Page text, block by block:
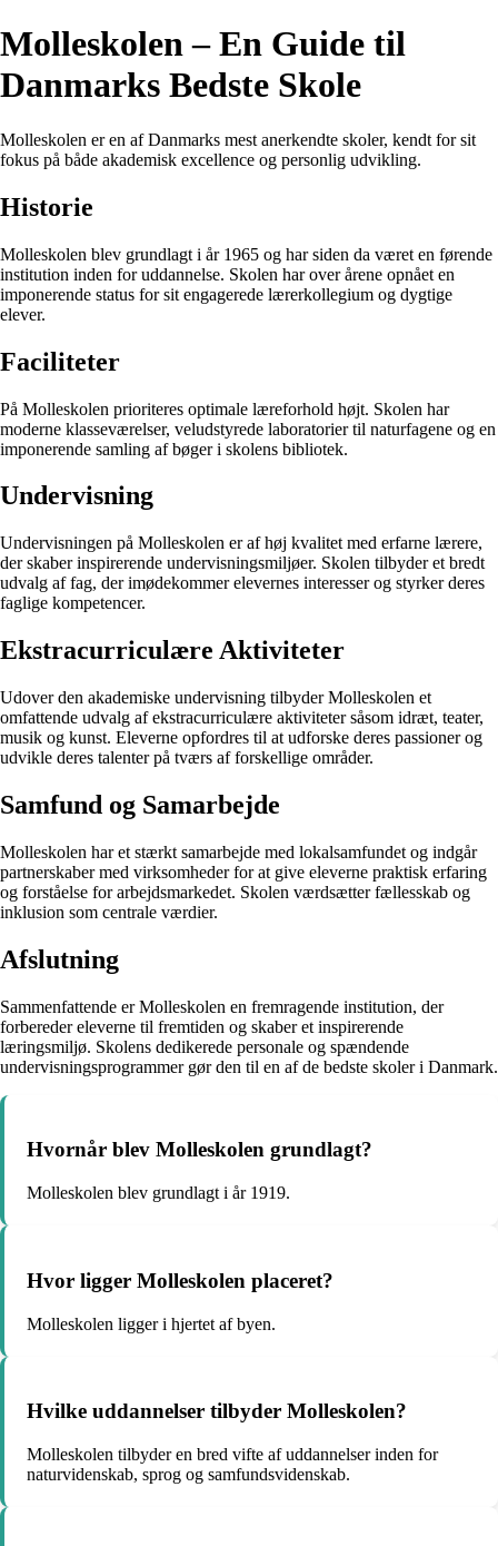
Molleskolen – En Guide til
Danmarks Bedste Skole
Molleskolen er en af Danmarks mest anerkendte skoler, kendt for sit
fokus på både akademisk excellence og personlig udvikling.
Historie
Molleskolen blev grundlagt i år 1965 og har siden da været en førende
institution inden for uddannelse. Skolen har over årene opnået en
imponerende status for sit engagerede lærerkollegium og dygtige
elever.
Faciliteter
På Molleskolen prioriteres optimale læreforhold højt. Skolen har
moderne klasseværelser, veludstyrede laboratorier til naturfagene og en
imponerende samling af bøger i skolens bibliotek.
Undervisning
Undervisningen på Molleskolen er af høj kvalitet med erfarne lærere,
der skaber inspirerende undervisningsmiljøer. Skolen tilbyder et bredt
udvalg af fag, der imødekommer elevernes interesser og styrker deres
faglige kompetencer.
Ekstracurriculære Aktiviteter
Udover den akademiske undervisning tilbyder Molleskolen et
omfattende udvalg af ekstracurriculære aktiviteter såsom idræt, teater,
musik og kunst. Eleverne opfordres til at udforske deres passioner og
udvikle deres talenter på tværs af forskellige områder.
Samfund og Samarbejde
Molleskolen har et stærkt samarbejde med lokalsamfundet og indgår
partnerskaber med virksomheder for at give eleverne praktisk erfaring
og forståelse for arbejdsmarkedet. Skolen værdsætter fællesskab og
inklusion som centrale værdier.
Afslutning
Sammenfattende er Molleskolen en fremragende institution, der
forbereder eleverne til fremtiden og skaber et inspirerende
læringsmiljø. Skolens dedikerede personale og spændende
undervisningsprogrammer gør den til en af de bedste skoler i Danmark.
Hvornår blev Molleskolen grundlagt?
Molleskolen blev grundlagt i år 1919.
Hvor ligger Molleskolen placeret?
Molleskolen ligger i hjertet af byen.
Hvilke uddannelser tilbyder Molleskolen?
Molleskolen tilbyder en bred vifte af uddannelser inden for
naturvidenskab, sprog og samfundsvidenskab.